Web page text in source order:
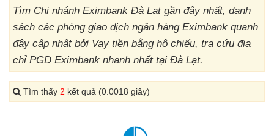
Tìm Chi nhánh Eximbank Đà Lạt gần đây nhất, danh
sách các phòng giao dịch ngân hàng Eximbank quanh
đây cập nhật bởi Vay tiền bằng hộ chiếu, tra cứu địa
chỉ PGD Eximbank nhanh nhất tại Đà Lạt.
Tìm thấy 2 kết quả (0.0018 giây)